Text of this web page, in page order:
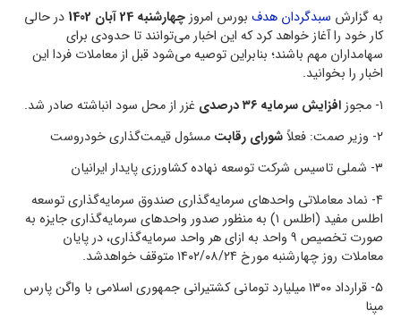
به گزارش سبدگردان هدف بورس امروزچهارشنبه 24 آبان 1402
در حالی
کار خود را آغاز خواهد کرد که این اخبار می‌توانند تا حدودی برای
سهامداران مهم باشند؛ بنابراین توصیه می‌شود قبل از معاملات فردا این
اخبار را بخوانید.
۱- مجوز
افزایش سرمایه ۳۶ درصدی
غزر از محل سود انباشته صادر شد.
۲- وزیر صمت: فعلاً
شورای رقابت مسئول قیمت‌گذاری خودروست
۳- شملی تاسیس شرکت توسعه نهاده کشاورزی پایدار ایرانیان
۴- نماد معاملاتی واحد‌های سرمایه‌گذاری صندوق سرمایه‌گذاری توسعه
اطلس مفید (اطلس ۱) به منظور صدور واحد‌های سرمایه‌گذاری جایزه به
صورت تخصیص ۹ واحد به ازای هر واحد سرمایه‌گذاری، در پایان
معاملات روز چهارشنبه مورخ ۱۴۰۲/۰۸/۲۴ متوقف خواهدشد.
۵- قرارداد ۱۳۰۰ میلیارد تومانی کشتیرانی جمهوری اسلامی با واگن پارس
مپنا